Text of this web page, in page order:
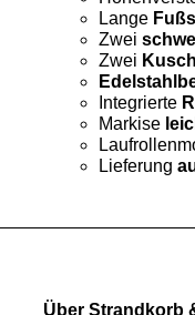
Lange
Zwei
Zwei
Integrierte
Markise
Lieferung
Über Strandkorb